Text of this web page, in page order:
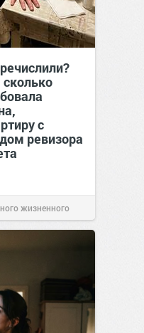
с
ревизора
жизненного